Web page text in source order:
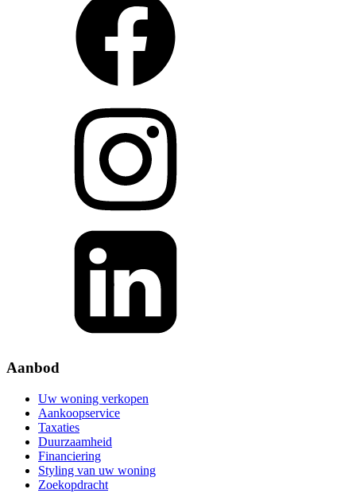
Aanbod
Uw woning verkopen
Aankoopservice
Taxaties
Duurzaamheid
Financiering
Styling van uw woning
Zoekopdracht